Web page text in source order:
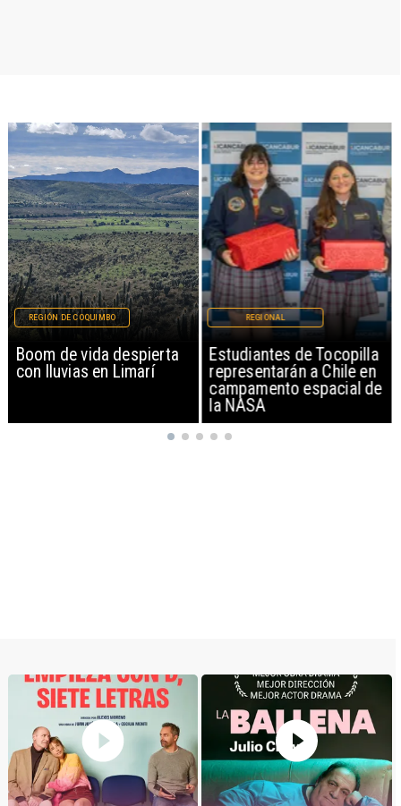
Boom de vida despierta
con lluvias en Limarí
REGIÓN DE COQUIMBO
Estudiantes de Tocopilla
representarán a Chile en
campamento espacial de
la NASA
REGIONAL